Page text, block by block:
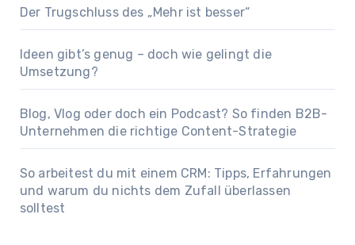
Der Trugschluss des „Mehr ist besser“
Ideen gibt’s genug – doch wie gelingt die
Umsetzung?
Blog, Vlog oder doch ein Podcast? So finden B2B-
Unternehmen die richtige Content-Strategie
So arbeitest du mit einem CRM: Tipps, Erfahrungen
und warum du nichts dem Zufall überlassen
solltest